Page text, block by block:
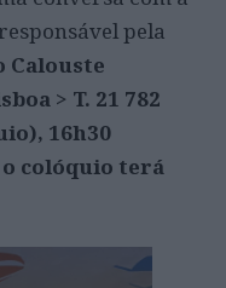
pela
Calouste
> T. 21 782
16h30
colóquio terá